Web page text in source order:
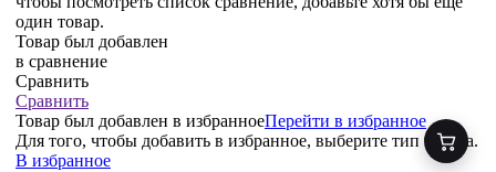
один товар.
Товар был добавлен
в сравнение
Сравнить
Сравнить
Товар был добавлен в избранноеПерейти в избранное
Для того, чтобы добавить в избранное, выберите тип товара.
В избранное